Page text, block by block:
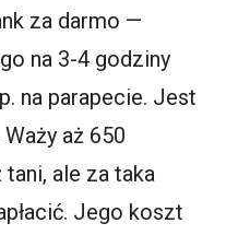
za darmo —
na 3-4 godziny
na parapecie. Jest
aż 650
ale za taka
Jego koszt